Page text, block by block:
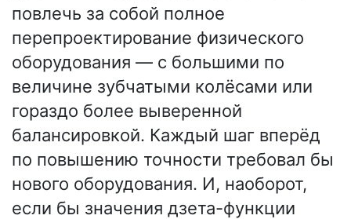
повлечь за собой полное
перепроектирование физического
оборудования — с большими по
величине зубчатыми колёсами или
гораздо более выверенной
балансировкой. Каждый шаг вперёд
по повышению точности требовал бы
нового оборудования. И, наоборот,
если бы значения дзета-функции